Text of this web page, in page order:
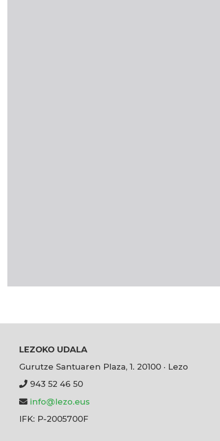
LEZOKO UDALA
Gurutze Santuaren Plaza, 1. 20100 · Lezo
943 52 46 50
info@lezo.eus
IFK: P-2005700F